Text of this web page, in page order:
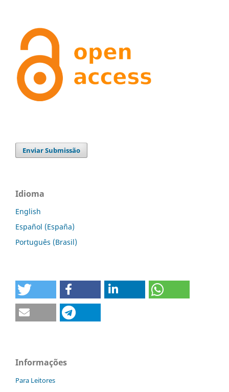
Enviar Submissão
Idioma
English
Español (España)
Português (Brasil)
Informações
Para Leitores